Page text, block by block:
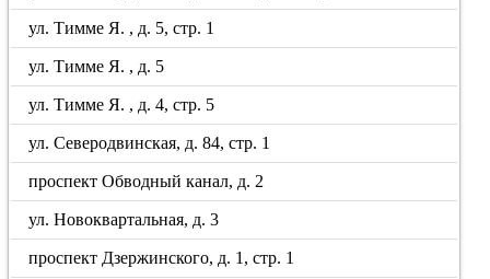
ул. Тимме Я. , д. 5, стр. 1
ул. Тимме Я. , д. 5
ул. Тимме Я. , д. 4, стр. 5
ул. Северодвинская, д. 84, стр. 1
проспект Обводный канал, д. 2
ул. Новоквартальная, д. 3
проспект Дзержинского, д. 1, стр. 1